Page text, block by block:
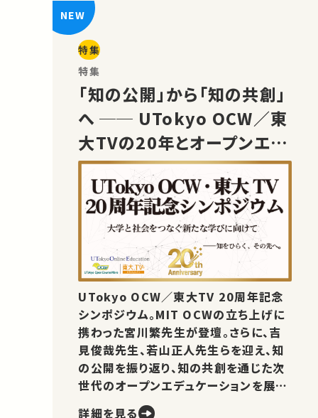
特集
特集
「知の公開」から「知の共創」
へ ── UTokyo OCW／東
大TVの20年とオープンエデ
ュケーションの未来
UTokyo OCW／東大TV 20周年記念
シンポジウム。MIT OCWの立ち上げに
携わった宮川繁先生が登壇。さらに、吉
見俊哉先生、若山正人先生らを迎え、知
の公開を振り返り、知の共創を通じた次
世代のオープンエデュケーションを展望
詳細を見る